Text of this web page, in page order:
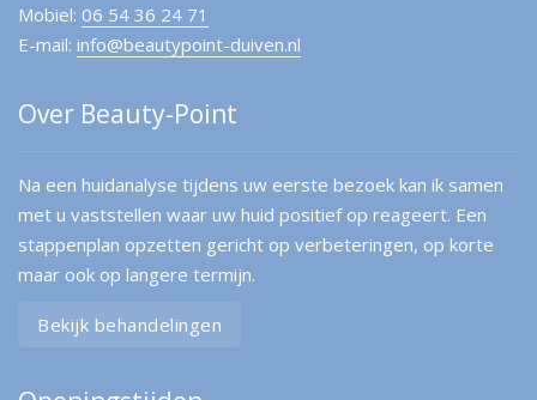
Mobiel: 06 54 36 24 71
E-mail: info@beautypoint-duiven.nl
Over Beauty-Point
Na een huidanalyse tijdens uw eerste bezoek kan ik samen
met u vaststellen waar uw huid positief op reageert. Een
stappenplan opzetten gericht op verbeteringen, op korte
maar ook op langere termijn.
Bekijk behandelingen